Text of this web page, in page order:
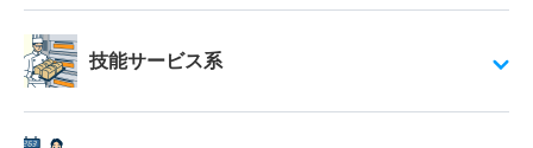
技能サービス系